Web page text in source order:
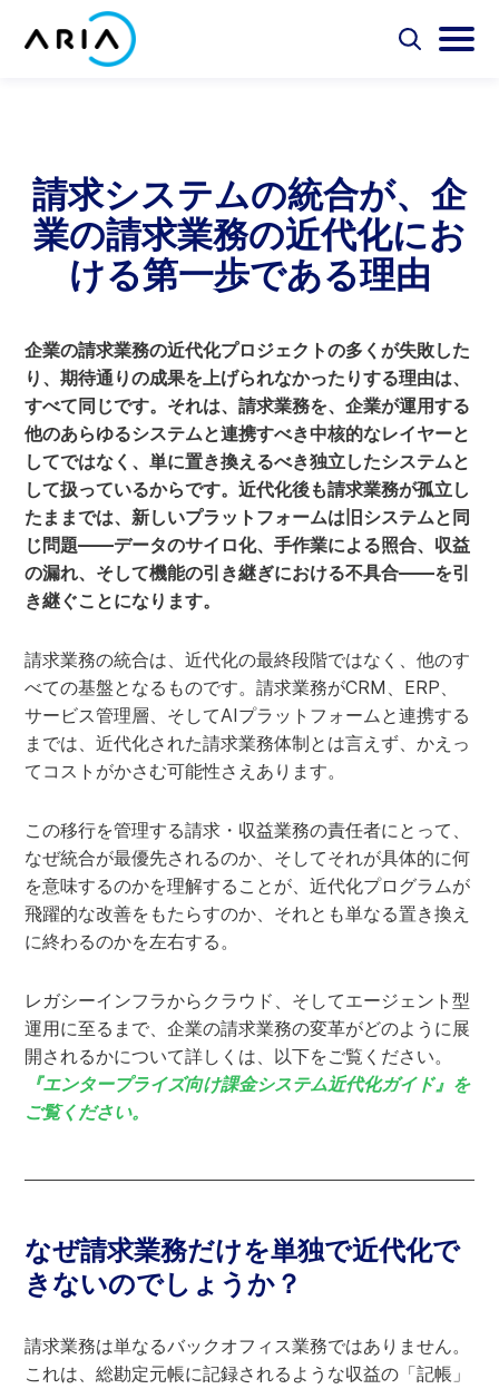
ー
ジ
に
ソリューション
パートナー
会社概要
お問い合わせ
選
ム
を
切
り
選
メ
ニ
ュ
ー
え
索
請求システムの統合が、企
業の請求業務の近代化にお
ける第一歩である理由
企業の請求業務の近代化プロジェクトの多くが失敗した
り、期待通りの成果を上げられなかったりする理由は、
すべて同じです。それは、請求業務を、企業が運用する
他のあらゆるシステムと連携すべき中核的なレイヤーと
してではなく、単に置き換えるべき独立したシステムと
して扱っているからです。近代化後も請求業務が孤立し
たままでは、新しいプラットフォームは旧システムと同
じ問題――データのサイロ化、手作業による照合、収益
の漏れ、そして機能の引き継ぎにおける不具合――を引
き継ぐことになります。
請求業務の統合は、近代化の最終段階ではなく、他のす
べての基盤となるものです。請求業務がCRM、ERP、
サービス管理層、そしてAIプラットフォームと連携する
までは、近代化された請求業務体制とは言えず、かえっ
てコストがかさむ可能性さえあります。
この移行を管理する請求・収益業務の責任者にとって、
なぜ統合が最優先されるのか、そしてそれが具体的に何
を意味するのかを理解することが、近代化プログラムが
飛躍的な改善をもたらすのか、それとも単なる置き換え
に終わるのかを左右する。
レガシーインフラからクラウド、そしてエージェント型
運用に至るまで、企業の請求業務の変革がどのように展
開されるかについて詳しくは、以下をご覧ください。
『エンタープライズ向け課金システム近代化ガイド』を
ご覧ください。
なぜ請求業務だけを単独で近代化で
きないのでしょうか？
請求業務は単なるバックオフィス業務ではありません。
これは、総勘定元帳に記録されるような収益の「記帳」